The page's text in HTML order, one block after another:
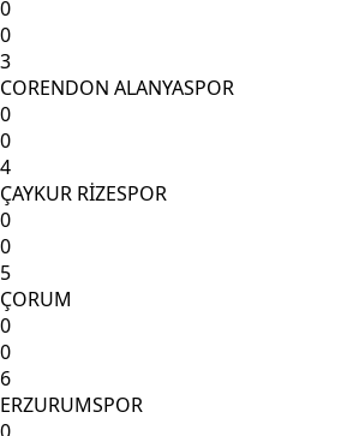
0
0
3
CORENDON ALANYASPOR
0
0
4
ÇAYKUR RİZESPOR
0
0
5
ÇORUM
0
0
6
ERZURUMSPOR
0